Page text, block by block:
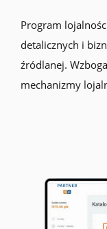
Program
detalicznych i
źródlanej.
mechanizmy